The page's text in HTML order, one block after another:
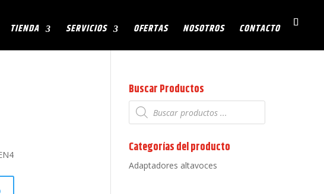
TIENDA SERVICIOS OFERTAS NOSOTROS CONTACTO
Buscar Productos
Búsqueda
de
productos
Categorías del producto
Adaptadores altavoces